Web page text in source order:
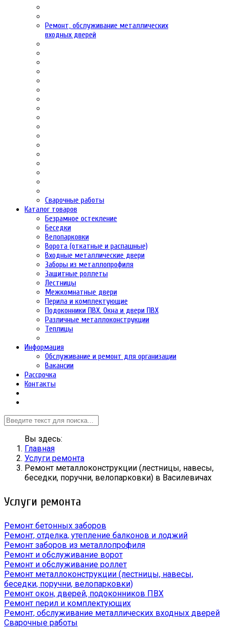
Ремонт, обслуживание металлических
входных дверей
Сварочные работы
Каталог товаров
Безрамное остекление
Беседки
Велопарковки
Ворота (откатные и распашные)
Входные металлические двери
Заборы из металлопрофиля
Защитные роллеты
Лестницы
Межкомнатные двери
Перила и комплектующие
Подоконники ПВХ. Окна и двери ПВХ
Различные металлоконструкции
Теплицы
Информация
Обслуживание и ремонт для организации
Вакансии
Рассрочка
Контакты
Вы здесь:
Главная
Услуги ремонта
Ремонт металлоконструкции (лестницы, навесы,
беседки, поручни, велопарковки) в Василевичах
Услуги ремонта
Ремонт бетонных заборов
Ремонт, отделка, утепление балконов и лоджий
Ремонт заборов из металлопрофиля
Ремонт и обслуживание ворот
Ремонт и обслуживание роллет
Ремонт металлоконструкции (лестницы, навесы,
беседки, поручни, велопарковки)
Ремонт окон, дверей, подоконников ПВХ
Ремонт перил и комплектующих
Ремонт, обслуживание металлических входных дверей
Сварочные работы